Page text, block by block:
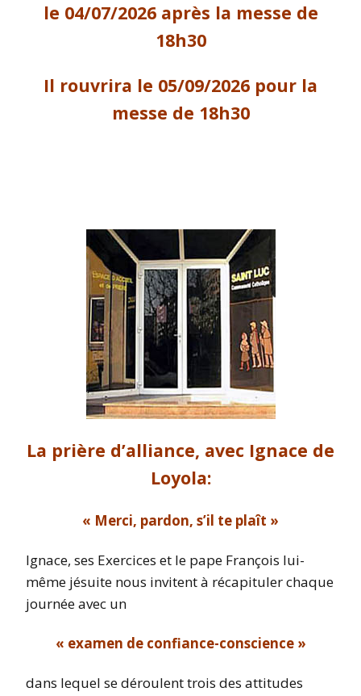
le 04/07/2026 après la messe de
18h30
Il rouvrira le 05/09/2026 pour la
messe de 18h30
La prière d’alliance, avec Ignace de
Loyola:
« Merci, pardon, s’il te plaît »
Ignace, ses Exercices et le pape François lui-
même jésuite nous invitent à récapituler chaque
journée avec un
« examen de confiance-conscience »
dans lequel se déroulent trois des attitudes